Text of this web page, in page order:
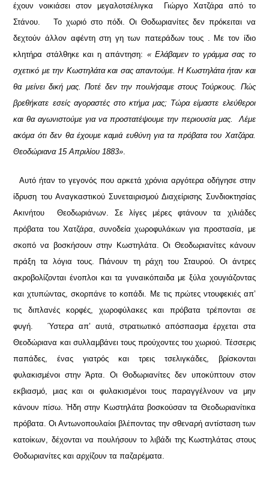
έχουν νοικιάσει στον μεγαλοτσέλιγκα Γιώργο Χατζάρα από το
Στάνου.
Το χωριό στο πόδι. Οι Θοδωριανίτες δεν πρόκειται να
δεχτούν άλλον αφέντη στη γη των πατεράδων τους . Με τον ίδιο
κλητήρα στάλθηκε και η απάντηση: « Ελάβαμεν το γράμμα σας το
σχετικό με την Κωστηλάτα και σας απαντούμε. Η Κωστηλάτα ήταν και
θα μείνει δική μας. Ποτέ δεν την πουλήσαμε στους Τούρκους. Πώς
βρεθήκατε εσείς αγοραστές στο κτήμα μας; Τώρα είμαστε ελεύθεροι
και θα αγωνιστούμε για να προστατέψουμε την περιουσία μας. Λέμε
ακόμα ότι δεν θα έχουμε καμιά ευθύνη για τα πρόβατα του Χατζάρα.
Θεοδώριανα 15 Απριλίου 1883»
Αυτό ήταν το γεγονός που αρκετά χρόνια αργότερα οδήγησε στην
ίδρυση του Αναγκαστικού Συνεταιρισμού Διαχείρισης Συνδιοκτησίας
Ακινήτου Θεοδωριάνων. Σε λίγες μέρες φτάνουν τα χιλιάδες
πρόβατα του Χατζάρα, συνοδεία χωροφυλάκων για προστασία, με
σκοπό να βοσκήσουν στην Κωστηλάτα. Οι Θεοδωριανίτες κάνουν
πράξη τα λόγια τους. Πιάνουν τη ράχη του Σταυρού. Οι άντρες
ακροβολίζονται ένοπλοι και τα γυναικόπαιδα με ξύλα χουγιάζοντας
και χτυπώντας, σκορπάνε το κοπάδι. Με τις πρώτες ντουφεκιές απ’
τις διπλανές κορφές, χωροφύλακες και πρόβατα τρέπονται σε
φυγή.
Ύστερα απ’ αυτά, στρατιωτικό απόσπασμα έρχεται στα
Θεοδώριανα και συλλαμβάνει τους προύχοντες του χωριού. Τέσσερις
παπάδες, ένας γιατρός και τρεις τσελιγκάδες, βρίσκονται
φυλακισμένοι στην Άρτα. Οι Θοδωριανίτες δεν υποκύπτουν στον
εκβιασμό, μιας και οι φυλακισμένοι τους παραγγέλνουν να μην
κάνουν πίσω. Ήδη στην Κωστηλάτα βοσκούσαν τα Θεοδωριανίτικα
πρόβατα. Οι Αντωνοπουλαίοι βλέποντας την σθεναρή αντίσταση των
κατοίκων, δέχονται να πουλήσουν το λιβάδι της Κωστηλάτας στους
Θοδωριανίτες και αρχίζουν τα παζαρέματα.